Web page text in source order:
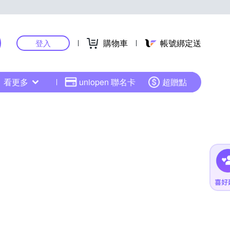
登入 購物車 帳號綁定送
看更多 uniopen 聯名卡 超贈點